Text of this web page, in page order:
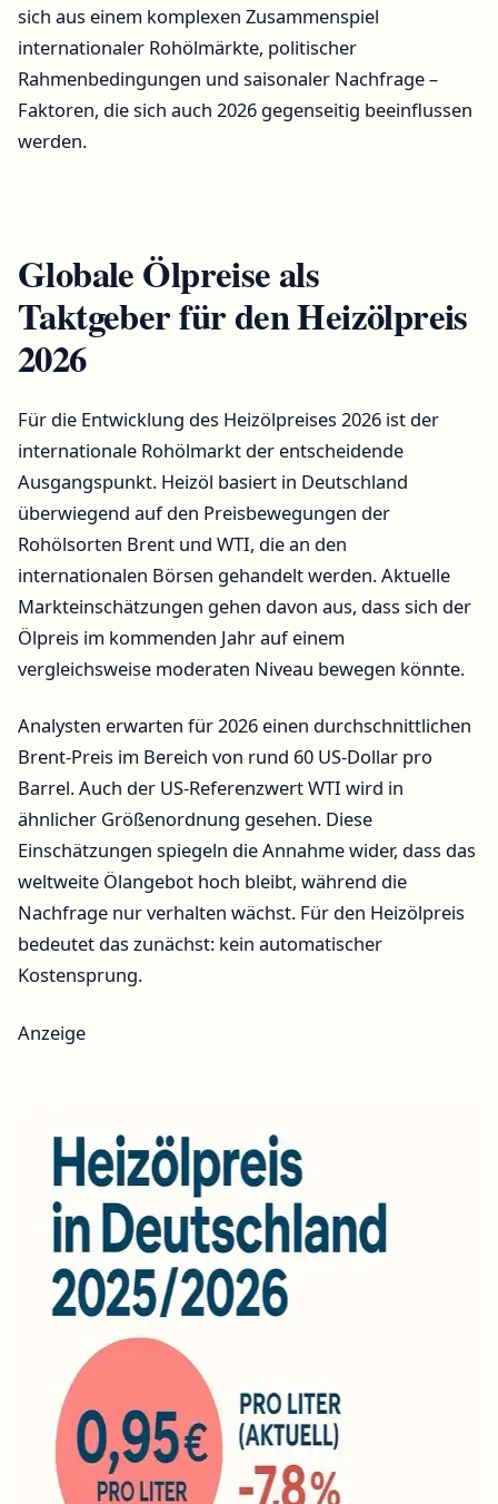
sich aus einem komplexen Zusammenspiel
internationaler Rohölmärkte, politischer
Rahmenbedingungen und saisonaler Nachfrage –
Faktoren, die sich auch 2026 gegenseitig beeinflussen
werden.
Globale Ölpreise als
Taktgeber für den Heizölpreis
2026
Für die Entwicklung des Heizölpreises 2026 ist der
internationale Rohölmarkt der entscheidende
Ausgangspunkt. Heizöl basiert in Deutschland
überwiegend auf den Preisbewegungen der
Rohölsorten Brent und WTI, die an den
internationalen Börsen gehandelt werden. Aktuelle
Markteinschätzungen gehen davon aus, dass sich der
Ölpreis im kommenden Jahr auf einem
vergleichsweise moderaten Niveau bewegen könnte.
Analysten erwarten für 2026 einen durchschnittlichen
Brent-Preis im Bereich von rund 60 US-Dollar pro
Barrel. Auch der US-Referenzwert WTI wird in
ähnlicher Größenordnung gesehen. Diese
Einschätzungen spiegeln die Annahme wider, dass das
weltweite Ölangebot hoch bleibt, während die
Nachfrage nur verhalten wächst. Für den Heizölpreis
bedeutet das zunächst: kein automatischer
Kostensprung.
Anzeige